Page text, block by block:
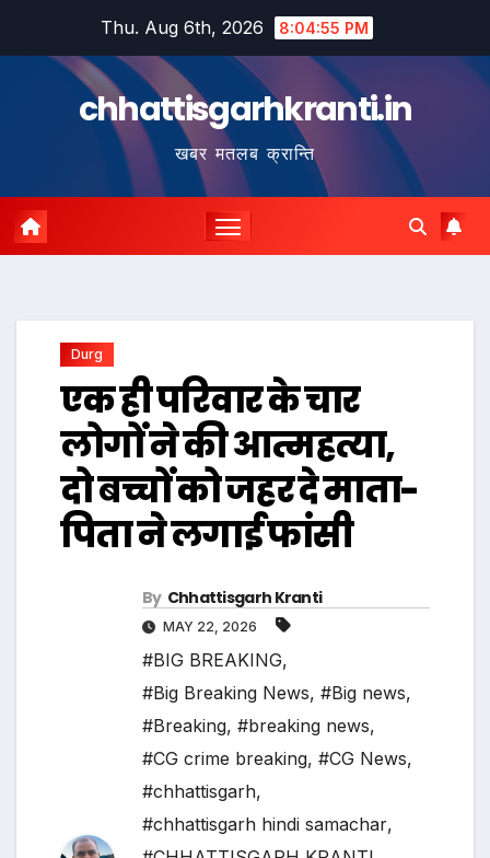
Thu. Aug 6th, 2026 8:04:56 PM
chhattisgarhkranti.in
खबर मतलब क्रान्ति
Durg
एक ही परिवार के चार
लोगों ने की आत्महत्या,
दो बच्चों को जहर दे माता-
पिता ने लगाई फांसी
By Chhattisgarh Kranti
MAY 22, 2026
#BIG BREAKING,
#Big Breaking News, #Big news,
#Breaking, #breaking news,
#CG crime breaking, #CG News,
#chhattisgarh,
#chhattisgarh hindi samachar,